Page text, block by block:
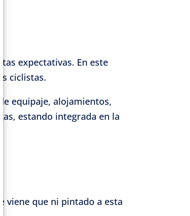
expectativas. En este
ciclistas.
equipaje, alojamientos,
estando integrada en la
viene que ni pintado a esta